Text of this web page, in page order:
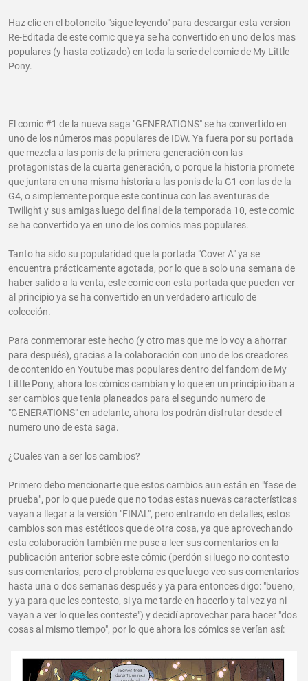
Haz clic en el botoncito "sigue leyendo" para descargar esta version
Re-Editada de este comic que ya se ha convertido en uno de los mas
populares (y hasta cotizado) en toda la serie del comic de My Little
Pony.
El comic #1 de la nueva saga "GENERATIONS" se ha convertido en
uno de los números mas populares de IDW. Ya fuera por su portada
que mezcla a las ponis de la primera generación con las
protagonistas de la cuarta generación, o porque la historia promete
que juntara en una misma historia a las ponis de la G1 con las de la
G4, o simplemente porque este continua con las aventuras de
Twilight y sus amigas luego del final de la temporada 10, este comic
se ha convertido ya en uno de los comics mas populares.
Tanto ha sido su popularidad que la portada "Cover A" ya se
encuentra prácticamente agotada, por lo que a solo una semana de
haber salido a la venta, este comic con esta portada que pueden ver
al principio ya se ha convertido en un verdadero articulo de
colección.
Para conmemorar este hecho (y otro mas que me lo voy a ahorrar
para después), gracias a la colaboración con uno de los creadores
de contenido en Youtube mas populares dentro del fandom de My
Little Pony, ahora los cómics cambian y lo que en un principio iban a
ser cambios que tenia planeados para el segundo numero de
"GENERATIONS" en adelante, ahora los podrán disfrutar desde el
numero uno de esta saga.
¿Cuales van a ser los cambios?
Primero debo mencionarte que estos cambios aun están en "fase de
prueba", por lo que puede que no todas estas nuevas características
vayan a llegar a la versión "FINAL", pero entrando en detalles, estos
cambios son mas estéticos que de otra cosa, ya que aprovechando
esta colaboración también me puse a leer sus comentarios en la
publicación anterior sobre este cómic (perdón si luego no contesto
sus comentarios, pero el problema es que luego veo sus comentarios
hasta una o dos semanas después y ya para entonces digo: "bueno,
y ya para que les contesto, si ya me tarde en hacerlo y tal vez ya ni
vayan a ver lo que les conteste") y decidí aprovechar para hacer "dos
cosas al mismo tiempo", por lo que ahora los cómics se verían así: